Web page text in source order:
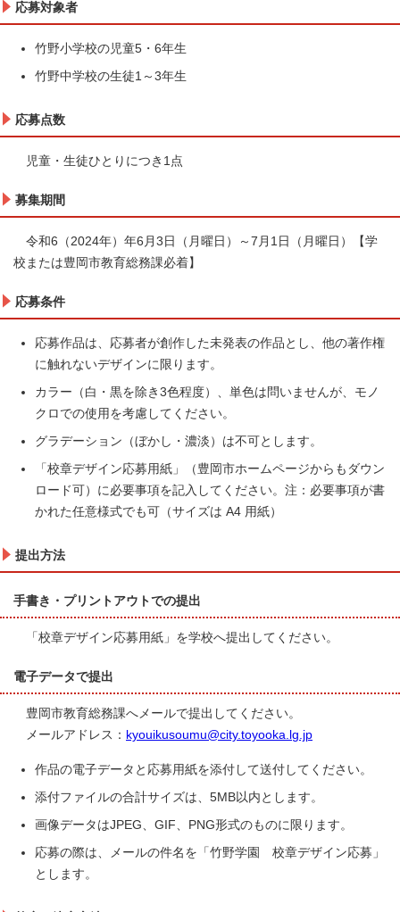
応募対象者
竹野小学校の児童5・6年生
竹野中学校の生徒1～3年生
応募点数
児童・生徒ひとりにつき1点
募集期間
令和6（2024年）年6月3日（月曜日）～7月1日（月曜日）【学
校または豊岡市教育総務課必着】
応募条件
応募作品は、応募者が創作した未発表の作品とし、他の著作権
に触れないデザインに限ります。
カラー（白・黒を除き3色程度）、単色は問いませんが、モノ
クロでの使用を考慮してください。
グラデーション（ぼかし・濃淡）は不可とします。
「校章デザイン応募用紙」（豊岡市ホームページからもダウン
ロード可）に必要事項を記入してください。注：必要事項が書
かれた任意様式でも可（サイズは A4 用紙）
提出方法
手書き・プリントアウトでの提出
「校章デザイン応募用紙」を学校へ提出してください。
電子データで提出
豊岡市教育総務課へメールで提出してください。
メールアドレス： kyouikusoumu@city.toyooka.lg.jp
作品の電子データと応募用紙を添付して送付してください。
添付ファイルの合計サイズは、5MB以内とします。
画像データはJPEG、GIF、PNG形式のものに限ります。
応募の際は、メールの件名を「竹野学園 校章デザイン応募」
とします。